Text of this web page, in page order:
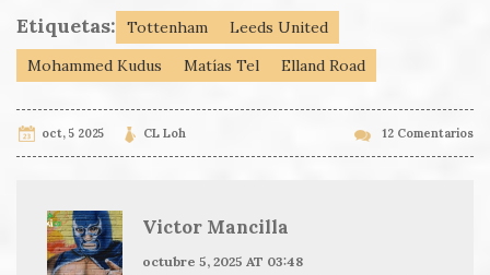
Etiquetas: Tottenham
Leeds United
Mohammed Kudus
Matías Tel Elland Road
oct, 5 2025 CL Loh 12 Comentarios
Victor Mancilla
octubre 5, 2025 AT 03:48